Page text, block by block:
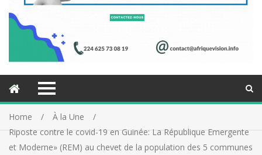
Home
À la Une
Riposte contre le covid-19 en Guinée: La République Emergente
et Moderne» (REM) au chevet de la population des 5 communes